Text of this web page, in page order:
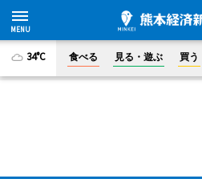
34°C 食べる 見る・遊ぶ 買う